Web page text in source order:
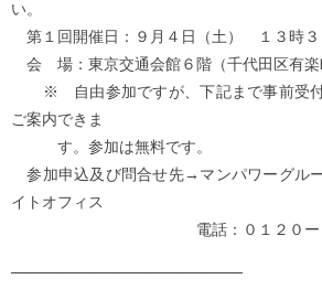
い。
第１回開催日：９月４日（土） １３時３
会 場：東京交通会館６階（千代田区有楽
※ 自由参加ですが、下記まで事前受付
ご案内できま
す。参加は無料です。
参加申込及び問合せ先→マンパワーグル
イトオフィス
電話：０１２０ー５５７
─────────────────────